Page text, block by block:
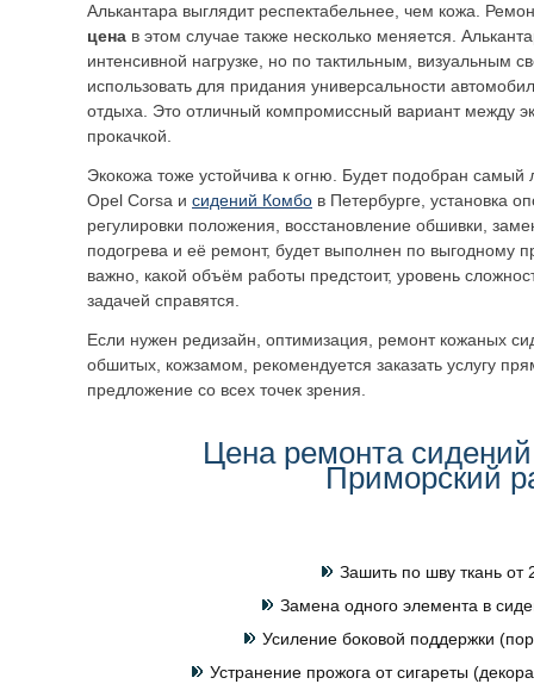
Алькантара выглядит респектабельнее, чем кожа.
цена в этом случае также несколько меняется.
интенсивной нагрузке, но по тактильным, визуальным
использовать для придания универсальности
отдыха. Это отличный компромиссный вариант между
прокачкой.
Экокожа тоже устойчива к огню. Будет подобран
Opel Corsa и сидений Комбо в Петербурге, установка
регулировки положения, восстановление обшивки,
подогрева и её ремонт, будет выполнен по выгодному
важно, какой объём работы предстоит, уровень
задачей справятся.
Если нужен редизайн, оптимизация, ремонт кожаных
обшитых, кожзамом, рекомендуется заказать услугу
предложение со всех точек зрения.
Цена ремонта
Приморский
Зашить по шву ткань от
Замена одного элемента в
Усиление боковой поддержки
Устранение прожога от сигареты